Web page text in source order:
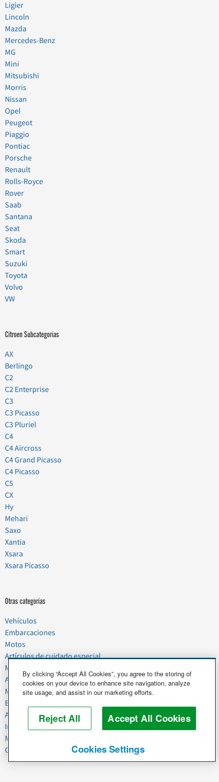
Ligier
Lincoln
Mazda
Mercedes-Benz
MG
Mini
Mitsubishi
Morris
Nissan
Opel
Peugeot
Piaggio
Pontiac
Porsche
Renault
Rolls-Royce
Rover
Saab
Santana
Seat
Skoda
Smart
Suzuki
Toyota
Volvo
VW
Citroen Subcategorías
AX
Berlingo
C2
C2 Enterprise
C3
C3 Picasso
C3 Pluriel
C4
C4 Aircross
C4 Grand Picasso
C4 Picasso
C5
CX
Hy
Mehari
Saxo
Xantia
Xsara
Xsara Picasso
Otras categorías
Vehículos
Embarcaciones
Motos
Artículos de cuidado especial
Mudanzas
Artículos del hogar
Mascotas
Basura y chatarra
Alimentos y agricultura
Industria y negocios
Maquinaria pesada
Caballos y ganado
By clicking “Accept All Cookies”, you agree to the storing of
cookies on your device to enhance site navigation, analyze
site usage, and assist in our marketing efforts.
Reject All Accept All Cookies
Cookies Settings